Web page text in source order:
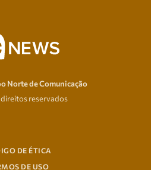
Norte de Comunicação
reservados
DE ÉTICA
DE USO